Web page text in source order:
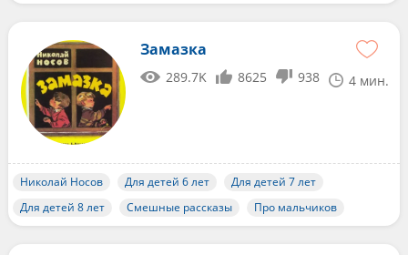
Замазка
289.7K 8625 938 4 мин.
Николай Носов Для детей 6 лет
Для детей 7 лет
Для детей 8 лет
Смешные рассказы Про мальчиков